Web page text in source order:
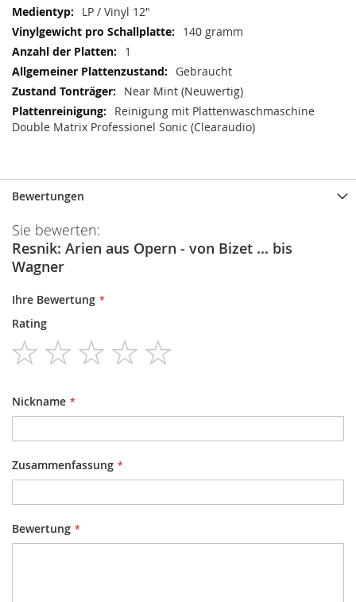
LP / Vinyl 12"
140 gramm
1
Gebraucht
Near Mint (Neuwertig)
Reinigung mit Plattenwaschmaschine
Double Matrix Professionel Sonic (Clearaudio)
Bewertungen
Sie bewerten:
Resnik: Arien aus Opern - von Bizet ... bis
Wagner
Ihre Bewertung
Rating
1
star
2
stars
3
stars
4
stars
Nickname
Zusammenfassung
Bewertung